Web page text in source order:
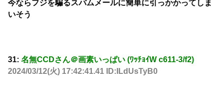
今ならフジを騙るスパムメールに簡単に引っかかってしま
いそう
31: 名無CCDさん＠画素いっぱい (ﾜｯﾁｮｲW c611-3/f2)
2024/03/12(火) 17:42:41.41 ID:ILdUsTyB0